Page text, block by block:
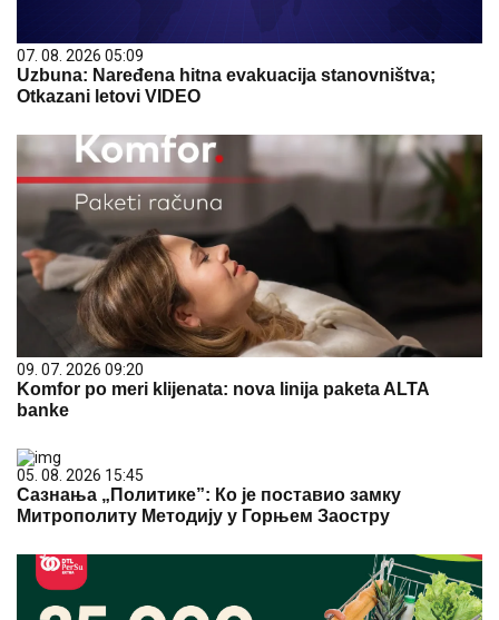
07. 08. 2026 05:09
Uzbuna: Naređena hitna evakuacija stanovništva;
Otkazani letovi VIDEO
09. 07. 2026 09:20
Komfor po meri klijenata: nova linija paketa ALTA
banke
05. 08. 2026 15:45
Сазнања „Политике”: Ко је поставио замку
Митрополиту Методију у Горњем Заостру